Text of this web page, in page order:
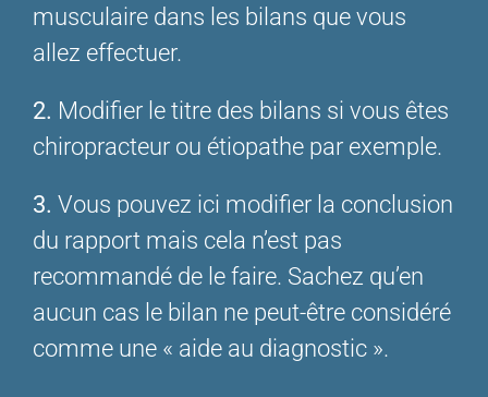
musculaire dans les bilans que vous
allez effectuer.
2. Modifier le titre des bilans si vous êtes
chiropracteur ou étiopathe par exemple.
3. Vous pouvez ici modifier la conclusion
du rapport mais cela n’est pas
recommandé de le faire. Sachez qu’en
aucun cas le bilan ne peut-être considéré
comme une « aide au diagnostic ».